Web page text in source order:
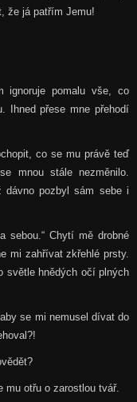
že já patřím Jemu!
ignoruje pomalu vše, co
Ihned přese mne přehodí
co se mu právě teď
mnou stále nezměnilo.
dávno pozbyl sám sebe i
sebou.“ Chytí mě drobné
mi zahřívat zkřehlé prsty.
světle hnědých očí plných
se mi nemusel dívat do
mu otřu o zarostlou tvář.